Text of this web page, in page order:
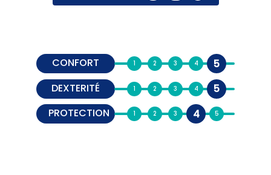
CONFORT 5
DEXTERITÉ 5
PROTECTION 4